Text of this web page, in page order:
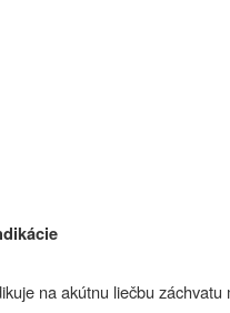
na akútnu liečbu